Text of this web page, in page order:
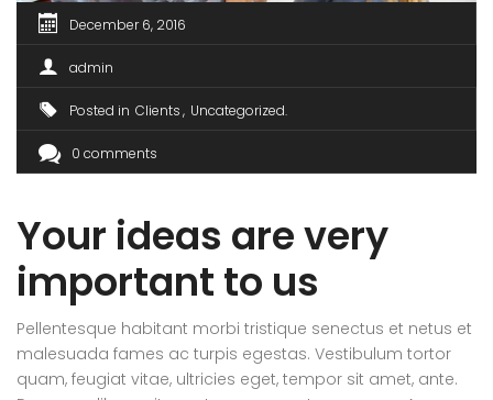
December 6, 2016
admin
Posted in Clients Uncategorized
0 comments
Your ideas are very
important to us
Pellentesque habitant morbi tristique senectus et netus et
malesuada fames ac turpis egestas. Vestibulum tortor
quam, feugiat vitae, ultricies eget, tempor sit amet, ante.